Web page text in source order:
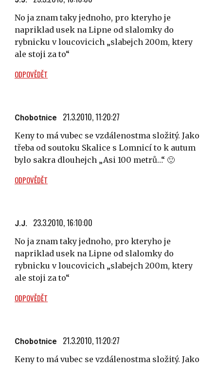
No ja znam taky jednoho, pro kteryho je
napriklad usek na Lipne od slalomky do
rybnicku v loucovicich „slabejch 200m, ktery
ale stoji za to“
ODPOVĚDĚT
Chobotnice 21.3.2010, 11:20:27
Keny to má vubec se vzdálenostma složitý. Jako
třeba od soutoku Skalice s Lomnicí to k autum
bylo sakra dlouhejch „Asi 100 metrů…“ 🙂
ODPOVĚDĚT
J.J. 23.3.2010, 16:10:00
No ja znam taky jednoho, pro kteryho je
napriklad usek na Lipne od slalomky do
rybnicku v loucovicich „slabejch 200m, ktery
ale stoji za to“
ODPOVĚDĚT
Chobotnice 21.3.2010, 11:20:27
Keny to má vubec se vzdálenostma složitý. Jako